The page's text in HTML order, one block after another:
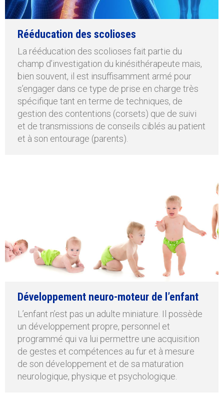
Rééducation des scolioses
La rééducation des scolioses fait partie du
champ d’investigation du kinésithérapeute mais,
bien souvent, il est insuffisamment armé pour
s’engager dans ce type de prise en charge très
spécifique tant en terme de techniques, de
gestion des contentions (corsets) que de suivi
et de transmissions de conseils ciblés au patient
et à son entourage (parents).
Développement neuro-moteur de l’enfant
L’enfant n’est pas un adulte miniature. Il possède
un développement propre, personnel et
programmé qui va lui permettre une acquisition
de gestes et compétences au fur et à mesure
de son développement et de sa maturation
neurologique, physique et psychologique.